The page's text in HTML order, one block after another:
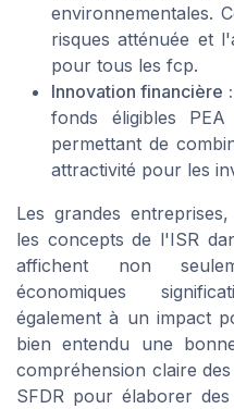
environnementales.
risques atténuée et
pour tous les fcp.
Innovation financière :
fonds éligibles
permettant de
attractivité pour les
Les grandes
les concepts de l'ISR
affichent non
économiques
également à un impact
bien entendu une
compréhension claire
SFDR pour élaborer